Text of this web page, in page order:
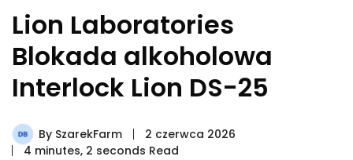
Lion Laboratories
Blokada alkoholowa
Interlock Lion DS-25
By SzarekFarm
2 czerwca 2026
4 minutes, 2 seconds Read